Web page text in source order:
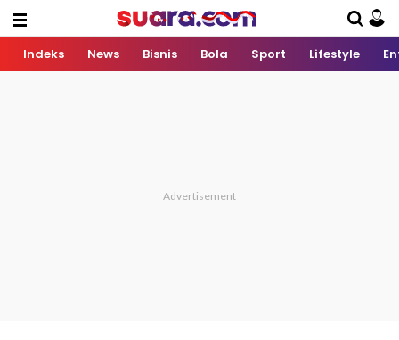
Indeks News Bisnis Bola Sport Lifestyle